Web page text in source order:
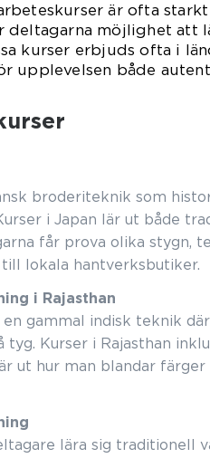
är ofta
deltagarna möjlighet att
kurser erbjuds ofta i
upplevelsen både
broderiteknik som
i Japan lär ut både
får prova olika stygn,
lokala hantverksbutiker.
i Rajasthan
gammal indisk teknik
tyg. Kurser i Rajasthan
ut hur man blandar
lära sig traditionell